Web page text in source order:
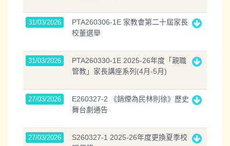
31/03/2026
PTA260306-1E 家教會第二十屆家長
校董選舉
31/03/2026
PTA260330-1E 2025-26年度「親職
管教」家長講座系列(4月-5月)
27/03/2026
E260327-2 《銷煙為民林則徐》歷史
舞台劇通告
27/03/2026
S260327-1 2025-26年度更換夏季校